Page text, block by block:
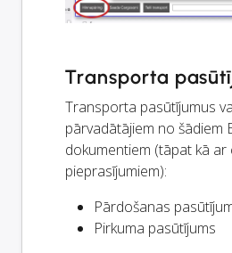
Transporta
Transporta pasūtījumus
pārvadātājiem no šādiem
dokumentiem (tāpat kā ar
pieprasījumiem):
Pārdošanas
Pirkuma pasūtījums